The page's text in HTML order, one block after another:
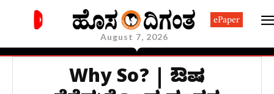
August 7, 2026
ePaper
Why So? | ಔಷಧಿ